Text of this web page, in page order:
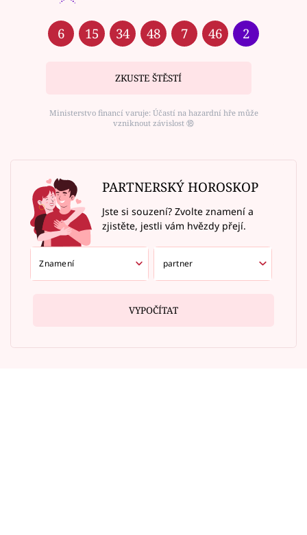
6 15 34 48 7 46 2
ZKUSTE ŠTĚSTÍ
Ministerstvo financí varuje: Účastí na hazardní hře může
vzniknout závislost ⑱
PARTNERSKÝ HOROSKOP
Jste si souzení? Zvolte znamení a
zjistěte, jestli vám hvězdy přejí.
VYPOČÍTAT